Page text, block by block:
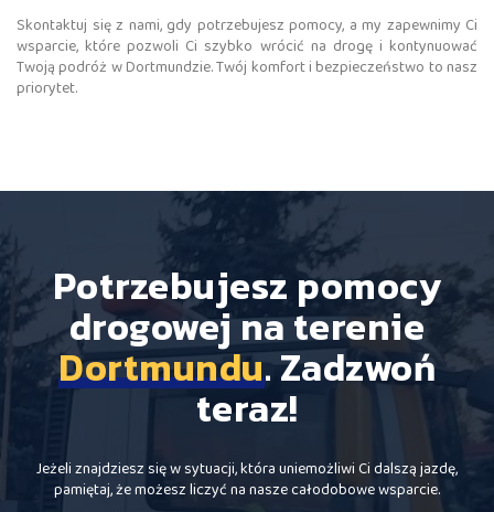
Skontaktuj się z nami, gdy potrzebujesz pomocy, a my zapewnimy Ci
wsparcie, które pozwoli Ci szybko wrócić na drogę i kontynuować
Twoją podróż w Dortmundzie. Twój komfort i bezpieczeństwo to nasz
priorytet.
Potrzebujesz pomocy
drogowej na terenie
Dortmundu. Zadzwoń
teraz!
Jeżeli znajdziesz się w sytuacji, która uniemożliwi Ci dalszą jazdę,
pamiętaj, że możesz liczyć na nasze całodobowe wsparcie.